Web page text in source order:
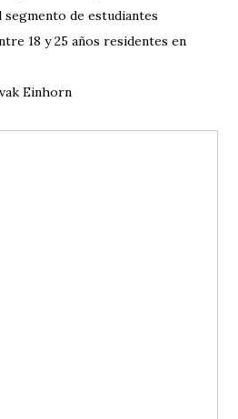
de estudiantes
18 y 25 años residentes en
Einhorn